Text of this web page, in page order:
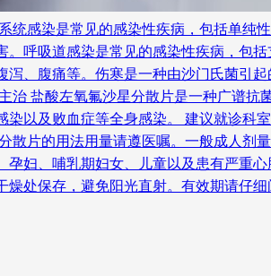
统感染是常见的感染性疾病，包括单纯
。呼吸道感染是常见的感染性疾病，包
泻、腹痛等。伤寒是一种由沙门氏菌引
治 盐酸左氧氟沙星分散片是一种广谱
染以及败血症等全身感染。 建议就诊科
散片的用法用量请遵医嘱。一般成人剂
孕妇、哺乳期妇女、儿童以及患有严重
燥处保存，避免阳光直射。有效期请仔细